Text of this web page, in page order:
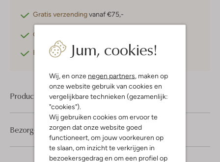
Jum, cookies!
Wij, en onze negen partners , maken op
onze website gebruik van cookies en
vergelijkbare technieken (gezamenlijk:
"cookies").
Wij gebruiken cookies om ervoor te
zorgen dat onze website goed
functioneert, om jouw voorkeuren op
te slaan, om inzicht te verkrijgen in
bezoekersgedrag en om een profiel op
Gratis verzendingvanaf €75,-
Gratis retourneren
Betaal achterafmet Klarna
Product informatie
Bezorgen & retourneren